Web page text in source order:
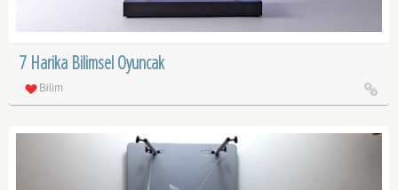
7 Harika Bilimsel Oyuncak
Bilim